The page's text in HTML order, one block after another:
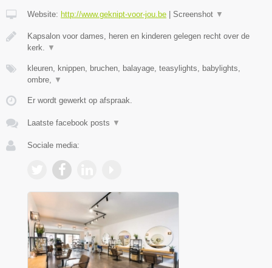
Website: http://www.geknipt-voor-jou.be | Screenshot ▼
Kapsalon voor dames, heren en kinderen gelegen recht over de
kerk.
▼
kleuren, knippen, bruchen, balayage, teasylights, babylights,
ombre,
▼
Er wordt gewerkt op afspraak.
Laatste facebook posts ▼
Sociale media: